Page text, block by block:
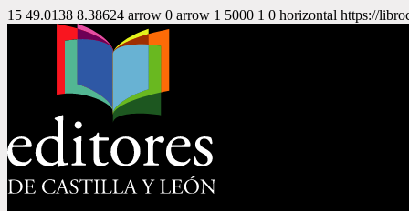
15 49.0138 8.38624 arrow 0 arrow 1 5000 1 0 horizontal https://